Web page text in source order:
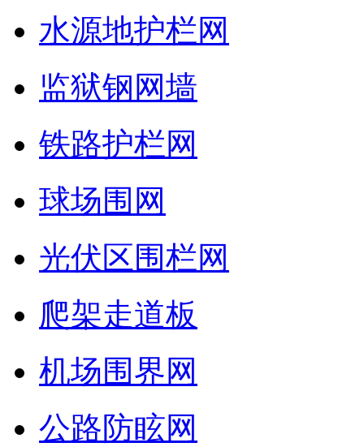
水源地护栏网
监狱钢网墙
铁路护栏网
球场围网
光伏区围栏网
爬架走道板
机场围界网
公路防眩网